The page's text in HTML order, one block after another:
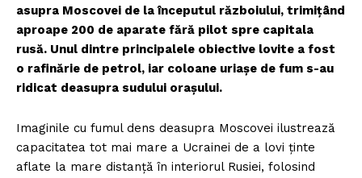
asupra Moscovei de la începutul războiului, trimițând
aproape 200 de aparate fără pilot spre capitala
rusă. Unul dintre principalele obiective lovite a fost
o rafinărie de petrol, iar coloane uriașe de fum s-au
ridicat deasupra sudului orașului.
Imaginile cu fumul dens deasupra Moscovei ilustrează
capacitatea tot mai mare a Ucrainei de a lovi ținte
aflate la mare distanță în interiorul Rusiei, folosind